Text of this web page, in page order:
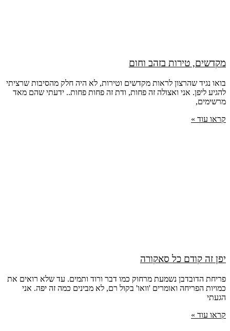
מקדשים, טירות בזהב וחום
בואו נגיד שהרצון לראות מקדשים וטירות, לא היה חלק מהסיבות שרציתי
להגיע ליפן. אני ואצולה זה פחות, ודת זה פחות פחות.. ידעתי שהם מאד
מרשימים,
קראו עוד »
יפן זה קודם כל סאקורה
פריחת הדובדבן נשמעת מרחוק כמו דבר ורוד ותמים. עד שלא רואים את
כמויות הפריחה ואומרים 'וואו' בקול רם, לא מבינים כמה זה יפה. אני
הגעתי
קראו עוד »